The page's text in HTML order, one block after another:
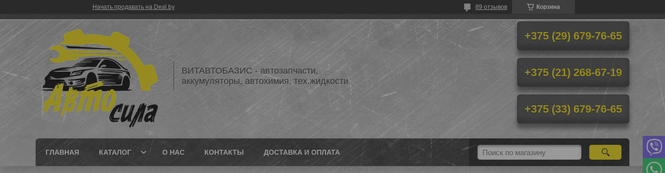
Начать продавать на Deal.by Корзина
89 отзывов
ВИТАВТОБАЗИС - автозапчасти,
аккумуляторы, автохимия, тех.жидкости
+375 (29) 679-76-65
+375 (21) 268-67-19
+375 (33) 679-76-65
ГЛАВНАЯ КАТАЛОГ О НАС КОНТАКТЫ ДОСТАВКА И ОПЛАТА